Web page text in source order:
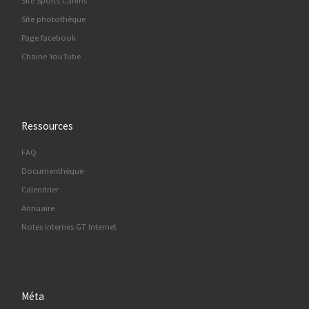
Site photothèque
Page facebook
Chaine YouTube
Ressources
FAQ
Documenthèque
Calendrier
Annuaire
Notes internes GT Internet
Méta